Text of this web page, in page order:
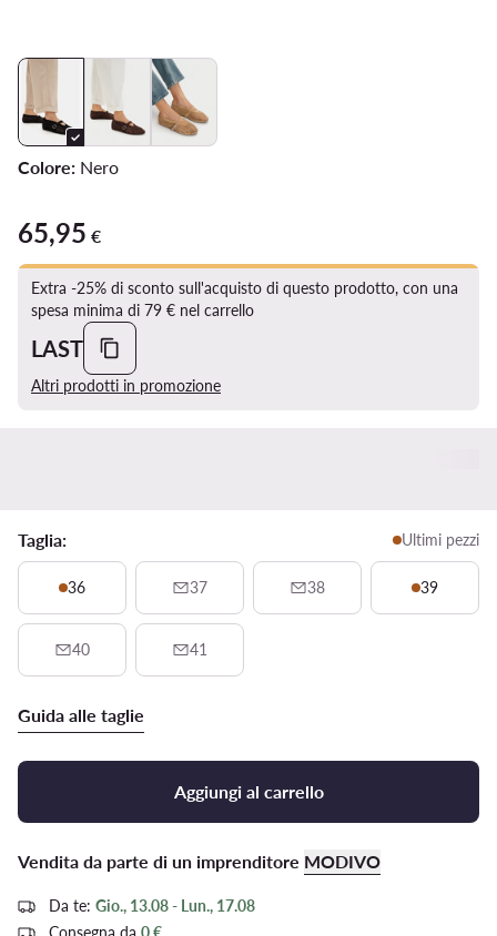
Colore: Nero
65,95 €
65,95 €
Extra -25% di sconto sull'acquisto di questo prodotto, con una
spesa minima di 79 € nel carrello
LAST
Altri prodotti in promozione
Taglia: Ultimi pezzi
36 37 38 39
40 41
Guida alle taglie
Aggiungi al carrello
Vendita da parte di un imprenditore MODIVO
Da te: Gio., 13.08 - Lun., 17.08
Consegna da 0 €